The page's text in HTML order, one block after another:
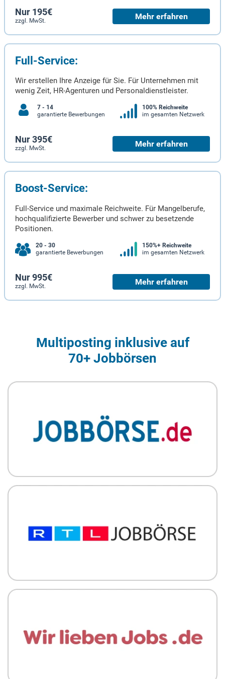
Nur 195€
zzgl. MwSt. Mehr erfahren
Full-Service:
Wir erstellen Ihre Anzeige für Sie. Für Unternehmen mit
wenig Zeit, HR-Agenturen und Personaldienstleister.
7 - 14
garantierte Bewerbungen
100% Reichweite
im gesamten Netzwerk
Nur 395€
zzgl. MwSt. Mehr erfahren
Boost-Service:
Full-Service und maximale Reichweite. Für Mangelberufe,
hochqualifizierte Bewerber und schwer zu besetzende
Positionen.
20 - 30
garantierte Bewerbungen
150%+ Reichweite
im gesamten Netzwerk
Nur 995€
zzgl. MwSt. Mehr erfahren
Multiposting inklusive auf
70+ Jobbörsen